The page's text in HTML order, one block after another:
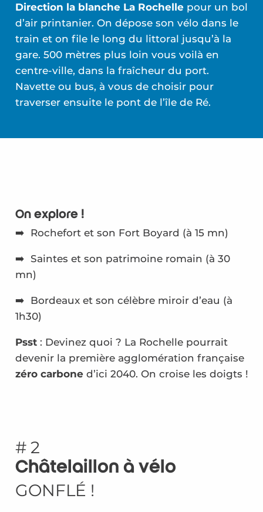
Direction la blanche La Rochellepour un bol
d’air printanier. On dépose son vélo dans le
train et on file le long du littoral jusqu’à la
gare. 500 mètres plus loin vous voilà en
centre-ville, dans la fraîcheur du port.
Navette ou bus, à vous de choisir pour
traverser ensuite le pont de l’île de Ré.
On explore !
➡️ Rochefort et son Fort Boyard (à 15 mn)
➡️ Saintes et son patrimoine romain (à 30
mn)
➡️ Bordeaux et son célèbre miroir d’eau (à
1h30)
Psst: Devinez quoi ? La Rochelle pourrait
devenir la première agglomération française
zéro carboned’ici 2040. On croise les doigts !
# 2
Châtelaillon à vélo
GONFLÉ !